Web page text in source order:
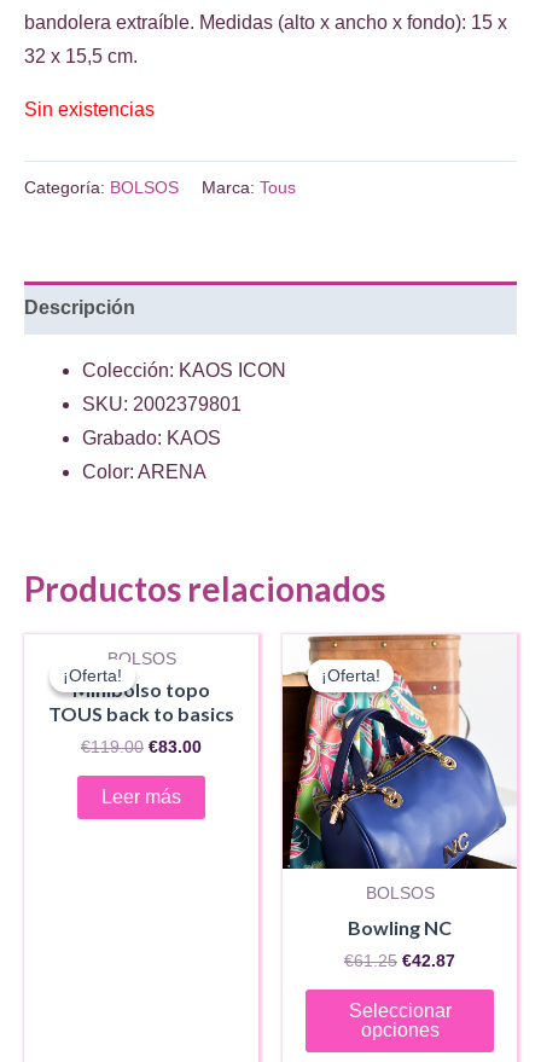
€169.00.€135.00.
bandolera extraíble. Medidas (alto x ancho x fondo): 15 x
32 x 15,5 cm.
Sin existencias
Categoría: BOLSOS Marca: Tous
Descripción
Colección: KAOS ICON
SKU: 2002379801
Grabado: KAOS
Color: ARENA
Productos relacionados
¡Oferta!
AGOTADO
¡Oferta!
BOLSOS
Minibolso topo
TOUS back to basics
€119.00 El
original
€83.00El
Leer más
¡Oferta!
¡Oferta!
BOLSOS
Bowling NC
€61.25 El
original
era:
€42.87El
€42.87.
Seleccionar
opciones
Este